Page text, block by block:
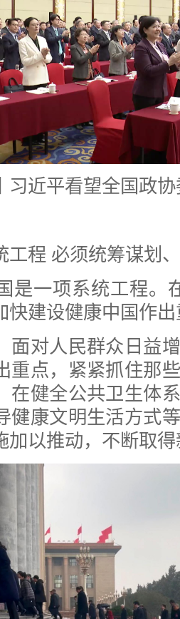
平看望全国政协
工程 必须统筹谋划
一项系统工程。
快建设健康中国作
对人民群众日益增
重点，紧紧抓住那
在健全公共卫生体
健康文明生活方式
加以推动，不断取